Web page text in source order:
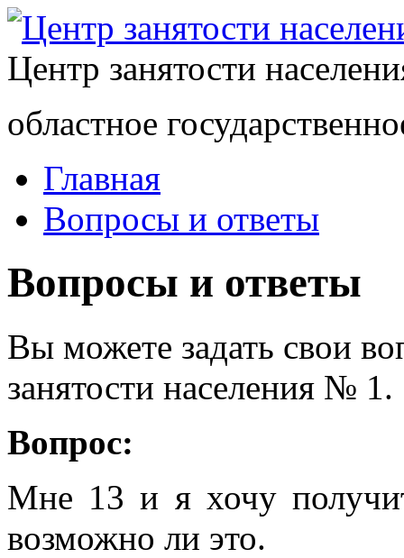
Центр занятости
областное
Главная
Вопросы и ответы
Вопросы и ответы
Вы можете задать свои
занятости населения № 1.
Вопрос:
Мне 13 и я хочу
возможно ли это.